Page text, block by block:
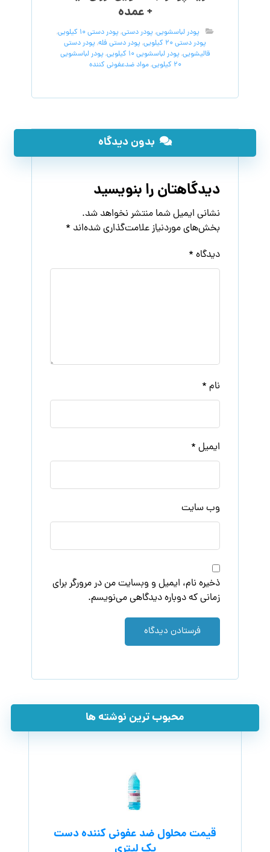
+ عمده
پودر لباسشویی, پودر دستی, پودر دستی 10 کیلویی
,
پودر دستی 20 کیلویی
, پودر دستی فله, پودر دستی
قالیشویی, پودر لباسشویی 10 کیلویی , پودر لباسشویی
20 کیلویی
,مواد ضدعفونی کننده
بدون دیدگاه
دیدگاهتان را بنویسید
نشانی ایمیل شما منتشر نخواهد شد.
بخش‌های موردنیاز علامت‌گذاری شده‌اند *
دیدگاه *
نام *
ایمیل *
وب‌ سایت
ذخیره نام، ایمیل و وبسایت من در مرورگر برای
زمانی که دوباره دیدگاهی می‌نویسم.
فرستادن دیدگاه
محبوب ترین نوشته ها
قیمت محلول ضد عفونی کننده دست